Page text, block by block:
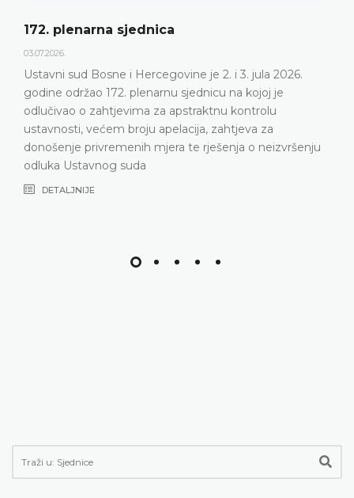
Dnevni red 172. plenarne sjednice
23.06.2026.
Ustavni sud Bosne i Hercegovine održat će 172.
plenarnu sjednicu 2. i 3. jula 2026. godine
DETALJNIJE